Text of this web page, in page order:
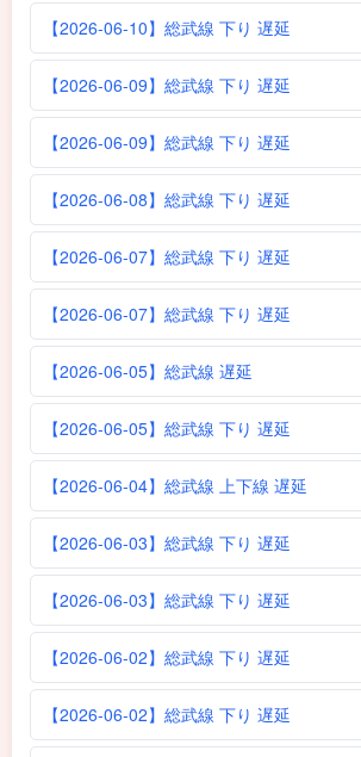
【2026-06-10】総武線 下り 遅延
【2026-06-09】総武線 下り 遅延
【2026-06-09】総武線 下り 遅延
【2026-06-08】総武線 下り 遅延
【2026-06-07】総武線 下り 遅延
【2026-06-07】総武線 下り 遅延
【2026-06-05】総武線 遅延
【2026-06-05】総武線 下り 遅延
【2026-06-04】総武線 上下線 遅延
【2026-06-03】総武線 下り 遅延
【2026-06-03】総武線 下り 遅延
【2026-06-02】総武線 下り 遅延
【2026-06-02】総武線 下り 遅延